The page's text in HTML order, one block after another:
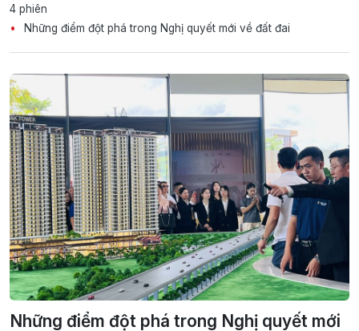
4 phiên
Những điểm đột phá trong Nghị quyết mới về đất đai
Những điểm đột phá trong Nghị quyết mới